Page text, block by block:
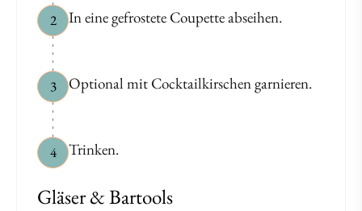
2 In eine gefrostete Coupette abseihen.
3 Optional mit Cocktailkirschen garnieren.
4 Trinken.
Gläser & Bartools